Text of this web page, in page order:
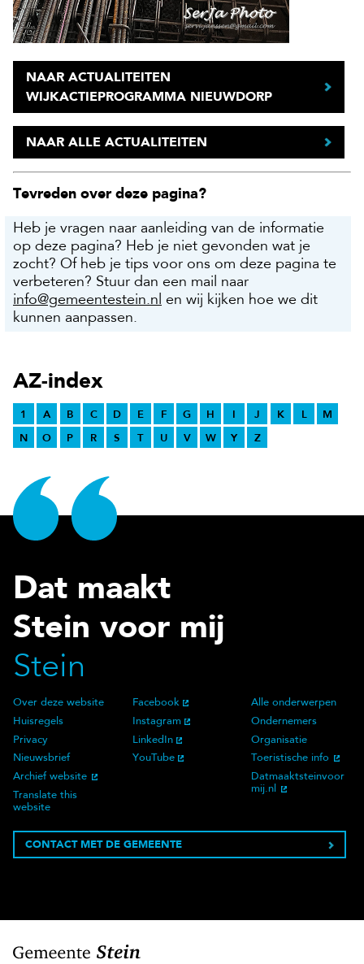
NAAR ACTUALITEITEN
WIJKACTIEPROGRAMMA NIEUWDORP
NAAR ALLE ACTUALITEITEN
Tevreden over deze pagina?
Heb je vragen naar aanleiding van de informatie
op deze pagina? Heb je niet gevonden wat je
zocht? Of heb je tips voor ons om deze pagina te
verbeteren? Stuur dan een mail naar
info@gemeentestein.nl en wij kijken hoe we dit
kunnen aanpassen.
AZ-index
1 A B C D E F G H I J K L
M
N
O P R S T U V W Y Z
Dat maakt
Stein voor mij
Stein
Over deze website
Over deze website
Huisregels
Privacy
Nieuwsbrief
Archief website
Translate this
website
Social Media
Facebook
Instagram
LinkedIn
YouTube
Alle onderwerpen
Ondernemers
Organisatie
Toeristische info
Datmaaktsteinvoor
mij.nl
CONTACT MET DE GEMEENTE